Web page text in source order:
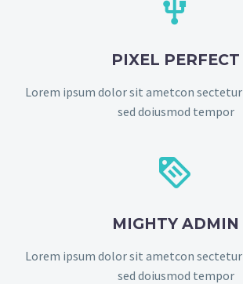


PIXEL PERFECT
Lorem ipsum dolor sit ametcon
sed doiusmod tempor


MIGHTY ADMIN
Lorem ipsum dolor sit ametcon
sed doiusmod tempor